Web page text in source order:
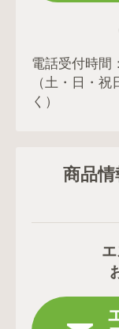
電話受付時間
（土・日・
く）
商品